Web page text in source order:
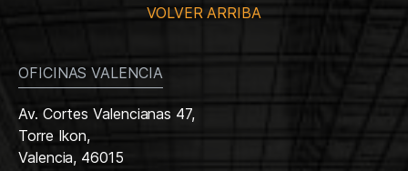
VOLVER ARRIBA
OFICINAS VALENCIA
Av. Cortes Valencianas 47,
Torre Ikon,
Valencia, 46015